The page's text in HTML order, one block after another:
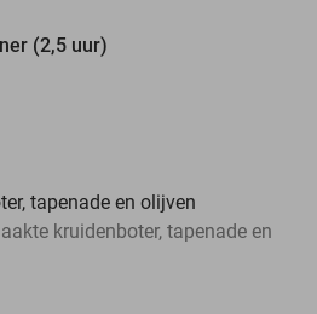
(2,5 uur)
tapenade en olijven
kruidenboter, tapenade en